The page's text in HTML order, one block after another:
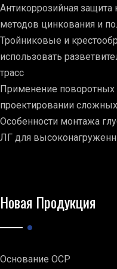
Антикоррозийная
методов цинкования и
Тройниковые и
использовать
трасс
Применение
проектировании
Особенности монтажа
ЛГ для
Новая Продукция
Основание ОСР